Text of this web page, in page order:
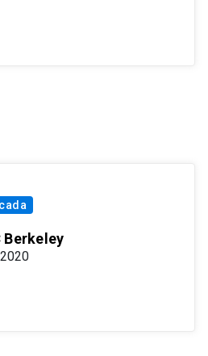
Berkeley